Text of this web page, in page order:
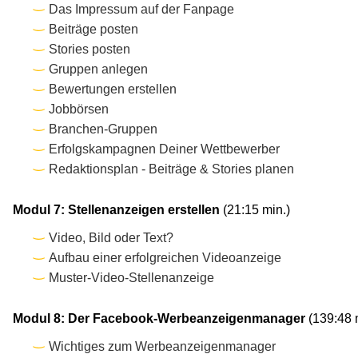
Das Impressum auf der Fanpage
Beiträge posten
Stories posten
Gruppen anlegen
Bewertungen erstellen
Jobbörsen
Branchen-Gruppen
Erfolgskampagnen Deiner Wettbewerber
Redaktionsplan - Beiträge & Stories planen
Modul 7: Stellenanzeigen erstellen (21:15 min.)
Video, Bild oder Text?
Aufbau einer erfolgreichen Videoanzeige
Muster-Video-Stellenanzeige
Modul 8: Der Facebook-Werbeanzeigenmanager (139:48
Wichtiges zum Werbeanzeigenmanager